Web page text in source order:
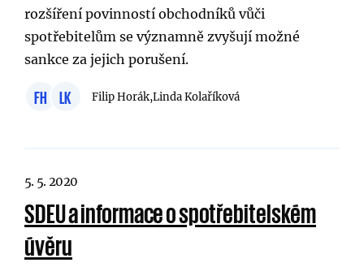
rozšíření povinností obchodníků vůči
spotřebitelům se významně zvyšují možné
sankce za jejich porušení.
FH LK Filip Horák,Linda Kolaříková
5. 5. 2020
SDEU a informace o spotřebitelském
úvěru